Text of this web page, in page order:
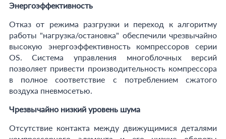
Энергоэффективность
Отказ от режима разгрузки и переход к алгоритму
работы "нагрузка/остановка" обеспечили чрезвычайно
высокую энергоэффективность компрессоров серии
OS. Система управления многоблочных версий
позволяет привести производительность компрессора
в полное соответствие с потреблением сжатого
воздуха пневмосетью.
Чрезвычайно низкий уровень шума
Отсутствие контакта между движущимися деталями